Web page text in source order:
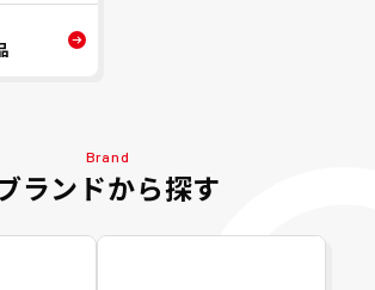
Brand
ランドから探す